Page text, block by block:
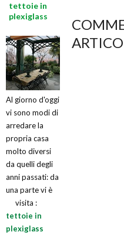
tettoie in
plexiglass
Al giorno d'oggi
vi sono modi di
arredare la
propria casa
molto diversi
da quelli degli
anni passati: da
una parte vi è
visita :
tettoie in
plexiglass